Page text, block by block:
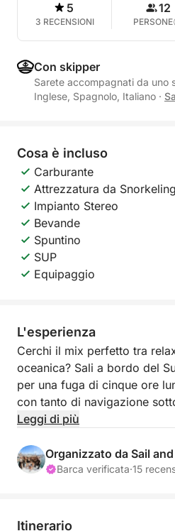
5
3 RECENSIONI
12
PERSONE
Con skipper
Sarete accompagnati da uno
Inglese, Spagnolo, Italiano ·
Cosa è incluso
Carburante
Attrezzatura da Snorkeling
Impianto Stereo
Bevande
Spuntino
SUP
Equipaggio
L'esperienza
Cerchi il mix perfetto tra
oceanica? Sali a bordo del
per una fuga di cinque ore
con tanto di navigazione
all'ancora e dettagli di lusso
Dopo la partenza da
preferita e drink gratuiti
Leggi di più
Organizzato da Sail
Barca verificata·15
Itinerario